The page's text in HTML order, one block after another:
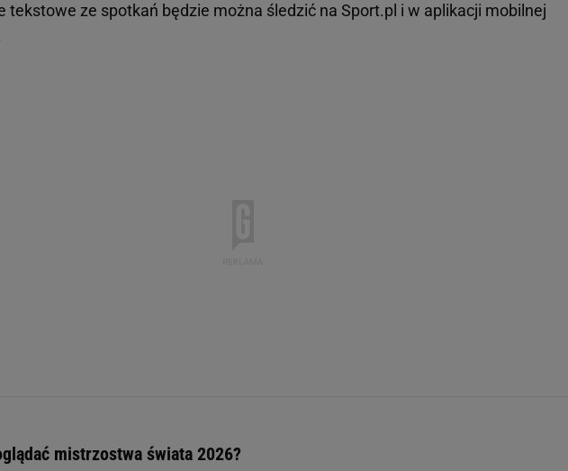
tekstowe ze spotkań będzie można śledzić na Sport.pl i w aplikacji mobilnej
mistrzostwa świata 2026?